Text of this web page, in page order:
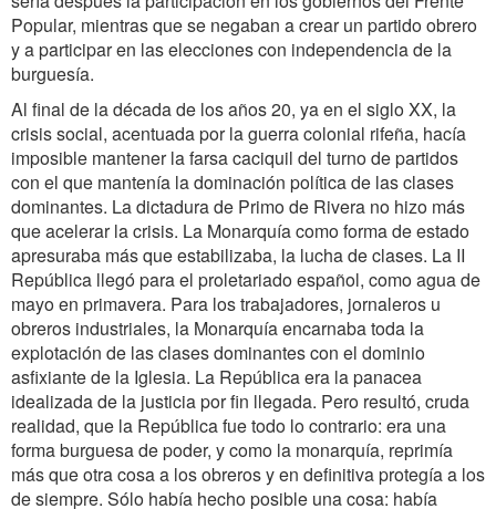
Popular, mientras que se negaban a crear un partido obrero
y a participar en las elecciones con independencia de la
burguesía.
Al final de la década de los años 20, ya en el siglo XX, la
crisis social, acentuada por la guerra colonial rifeña, hacía
imposible mantener la farsa caciquil del turno de partidos
con el que mantenía la dominación política de las clases
dominantes. La dictadura de Primo de Rivera no hizo más
que acelerar la crisis. La Monarquía como forma de estado
apresuraba más que estabilizaba, la lucha de clases. La II
República llegó para el proletariado español, como agua de
mayo en primavera. Para los trabajadores, jornaleros u
obreros industriales, la Monarquía encarnaba toda la
explotación de las clases dominantes con el dominio
asfixiante de la Iglesia. La República era la panacea
idealizada de la justicia por fin llegada. Pero resultó, cruda
realidad, que la República fue todo lo contrario: era una
forma burguesa de poder, y como la monarquía, reprimía
más que otra cosa a los obreros y en definitiva protegía a los
de siempre. Sólo había hecho posible una cosa: había